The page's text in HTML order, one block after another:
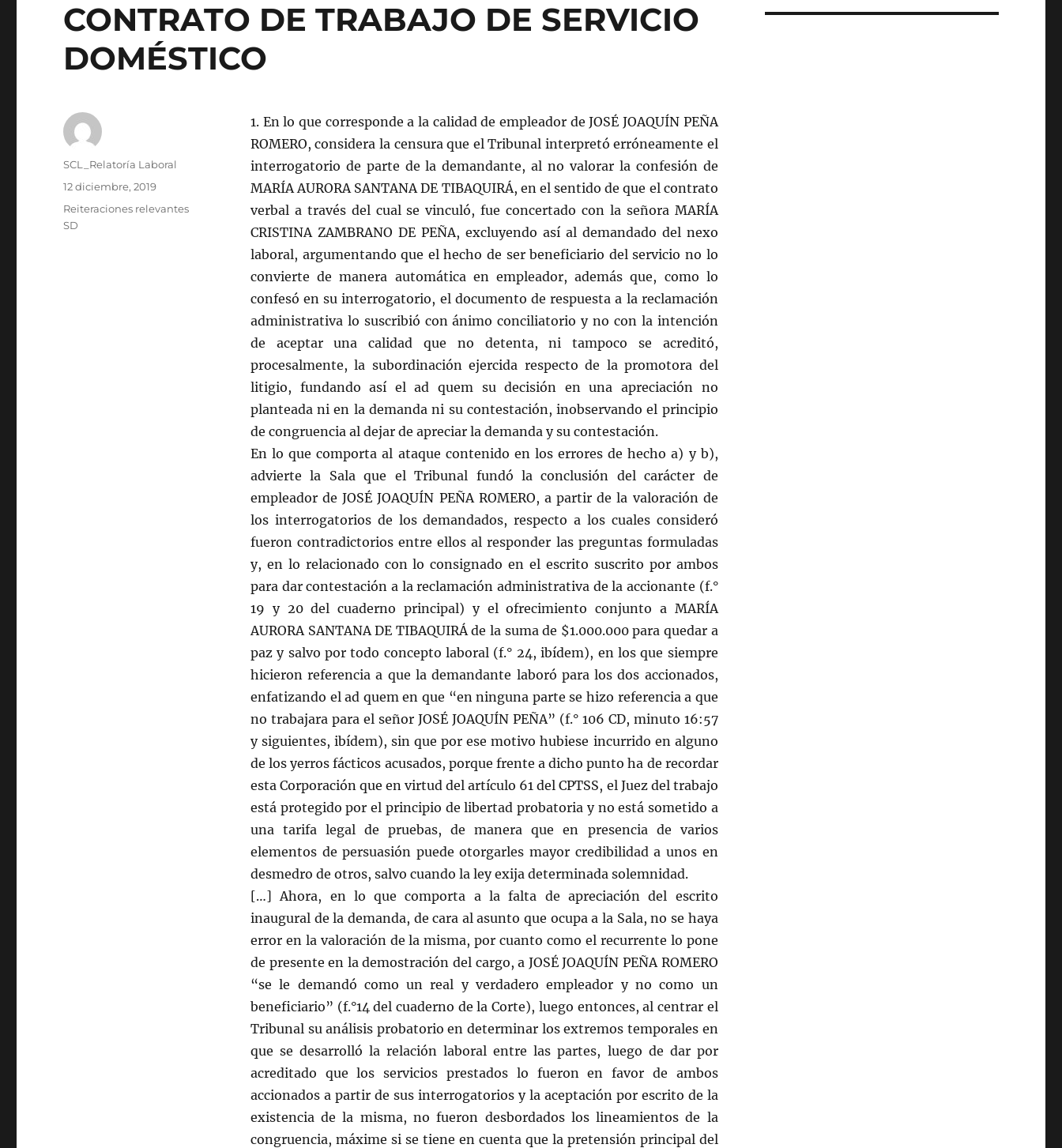
CONTRATO DE TRABAJO DE SERVICIO
DOMÉSTICO
1. En lo que corresponde a la calidad de empleador de JOSÉ JOAQUÍN PEÑA
ROMERO, considera la censura que el Tribunal interpretó erróneamente el
interrogatorio de parte de la demandante, al no valorar la confesión de
MARÍA AURORA SANTANA DE TIBAQUIRÁ, en el sentido de que el contrato
verbal a través del cual se vinculó, fue concertado con la señora MARÍA
CRISTINA ZAMBRANO DE PEÑA, excluyendo así al demandado del nexo
laboral, argumentando que el hecho de ser beneficiario del servicio no lo
convierte de manera automática en empleador, además que, como lo
confesó en su interrogatorio, el documento de respuesta a la reclamación
administrativa lo suscribió con ánimo conciliatorio y no con la intención
de aceptar una calidad que no detenta, ni tampoco se acreditó,
procesalmente, la subordinación ejercida respecto de la promotora del
litigio, fundando así el ad quem su decisión en una apreciación no
planteada ni en la demanda ni su contestación, inobservando el principio
de congruencia al dejar de apreciar la demanda y su contestación.
En lo que comporta al ataque contenido en los errores de hecho a) y b),
advierte la Sala que el Tribunal fundó la conclusión del carácter de
empleador de JOSÉ JOAQUÍN PEÑA ROMERO, a partir de la valoración de
los interrogatorios de los demandados, respecto a los cuales consideró
fueron contradictorios entre ellos al responder las preguntas formuladas
y, en lo relacionado con lo consignado en el escrito suscrito por ambos
para dar contestación a la reclamación administrativa de la accionante (f.°
19 y 20 del cuaderno principal) y el ofrecimiento conjunto a MARÍA
AURORA SANTANA DE TIBAQUIRÁ de la suma de $1.000.000 para quedar a
paz y salvo por todo concepto laboral (f.° 24, ibídem), en los que siempre
hicieron referencia a que la demandante laboró para los dos accionados,
enfatizando el ad quem en que “en ninguna parte se hizo referencia a que
no trabajara para el señor JOSÉ JOAQUÍN PEÑA” (f.° 106 CD, minuto 16:57
y siguientes, ibídem), sin que por ese motivo hubiese incurrido en alguno
de los yerros fácticos acusados, porque frente a dicho punto ha de recordar
esta Corporación que en virtud del artículo 61 del CPTSS, el Juez del trabajo
está protegido por el principio de libertad probatoria y no está sometido a
una tarifa legal de pruebas, de manera que en presencia de varios
elementos de persuasión puede otorgarles mayor credibilidad a unos en
desmedro de otros, salvo cuando la ley exija determinada solemnidad.
[…] Ahora, en lo que comporta a la falta de apreciación del escrito
inaugural de la demanda, de cara al asunto que ocupa a la Sala, no se haya
error en la valoración de la misma, por cuanto como el recurrente lo pone
de presente en la demostración del cargo, a JOSÉ JOAQUÍN PEÑA ROMERO
“se le demandó como un real y verdadero empleador y no como un
beneficiario” (f.°14 del cuaderno de la Corte), luego entonces, al centrar el
Tribunal su análisis probatorio en determinar los extremos temporales en
que se desarrolló la relación laboral entre las partes, luego de dar por
acreditado que los servicios prestados lo fueron en favor de ambos
accionados a partir de sus interrogatorios y la aceptación por escrito de la
existencia de la misma, no fueron desbordados los lineamientos de la
congruencia, máxime si se tiene en cuenta que la pretensión principal del
Autor
SCL_Relatoría Laboral
Publicado
12 diciembre, 2019
Categorías
Reiteraciones relevantes
SD